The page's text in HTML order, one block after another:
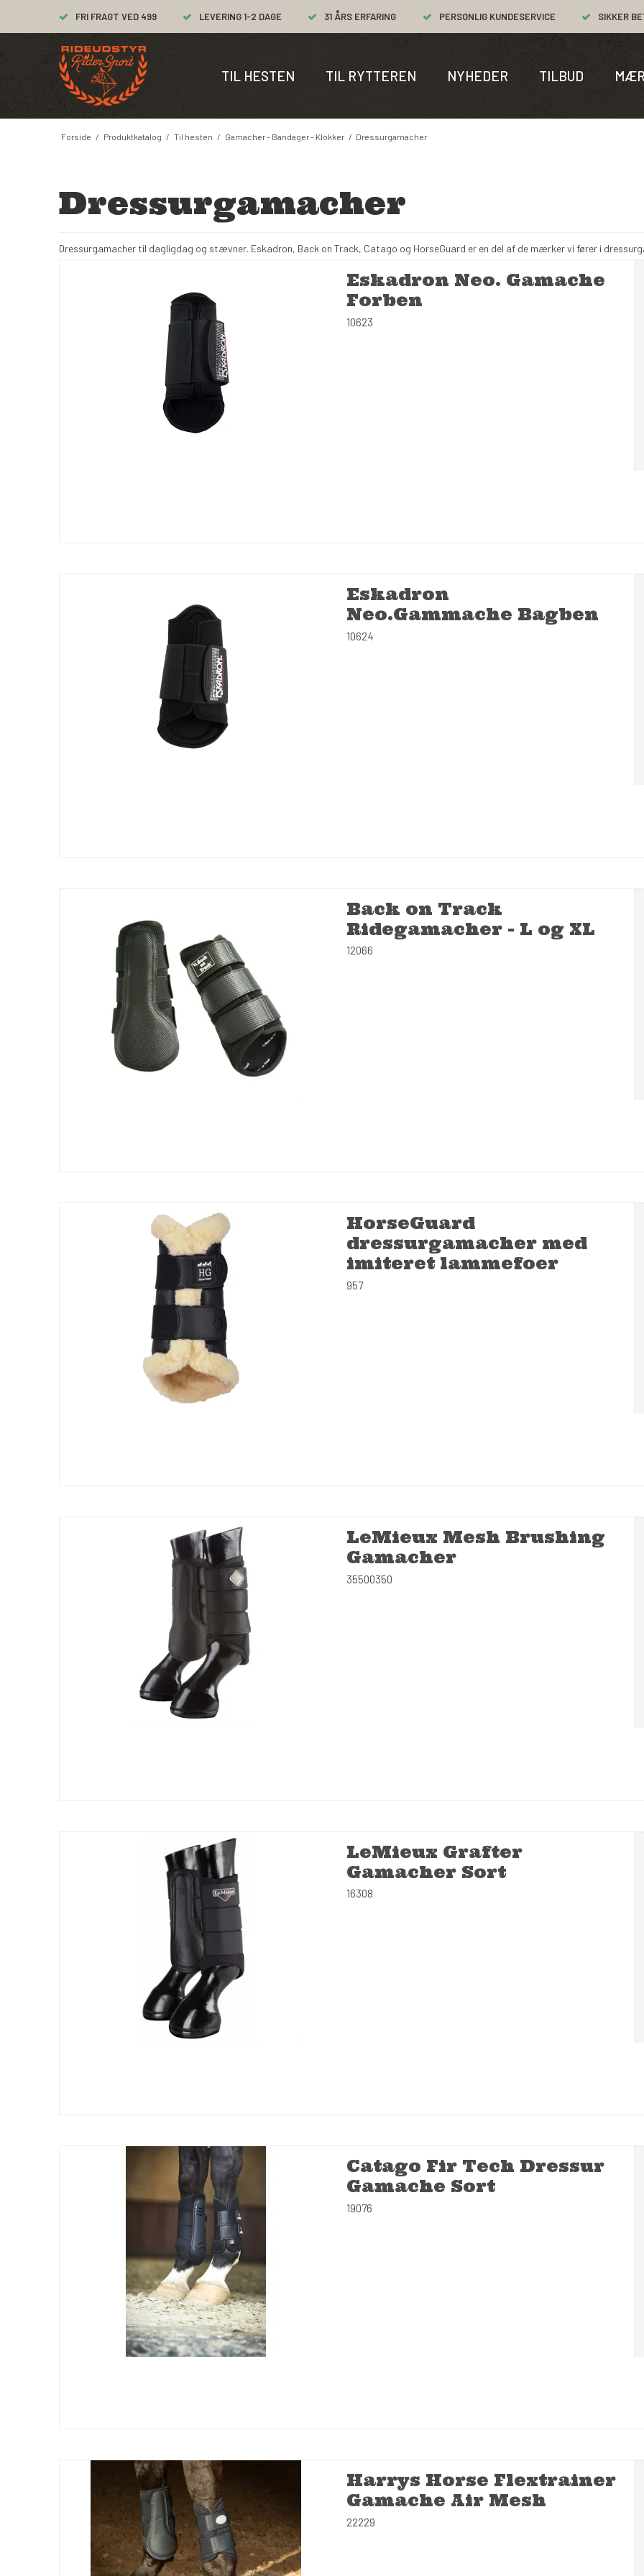
FRI FRAGT VED 499 LEVERING 1-2 DAGE 31 ÅRS ERFARING PERSONLIG KUNDESERVICE SIKKER
TIL HESTEN TIL RYTTEREN NYHEDER TILBUD
Forside / Produktkatalog / Til hesten / Gamacher - Bandager - Klokker / Dressurgamacher
Dressurgamacher
Dressurgamacher til dagligdag og stævner. Eskadron, Back on Track, Catago og HorseGuard er en del af de mærker vi fører i
Eskadron Neo. Gamache
Forben
10623
Eskadron
Neo.Gammache Bagben
10624
Back on Track
Ridegamacher - L og XL
12066
HorseGuard
dressurgamacher med
imiteret lammefoer
957
LeMieux Mesh Brushing
Gamacher
35500350
LeMieux Grafter
Gamacher Sort
16308
Catago Fir Tech Dressur
Gamache Sort
19076
Harrys Horse Flextrainer
Gamache Air Mesh
22229